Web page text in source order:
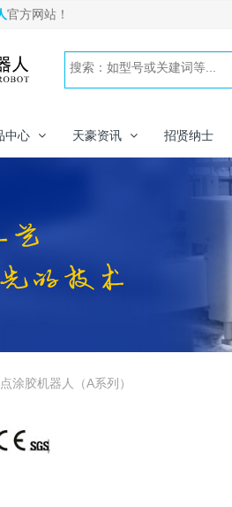
官方网站！
中心 天豪资讯 招贤纳士
点涂胶机器人（A系列）